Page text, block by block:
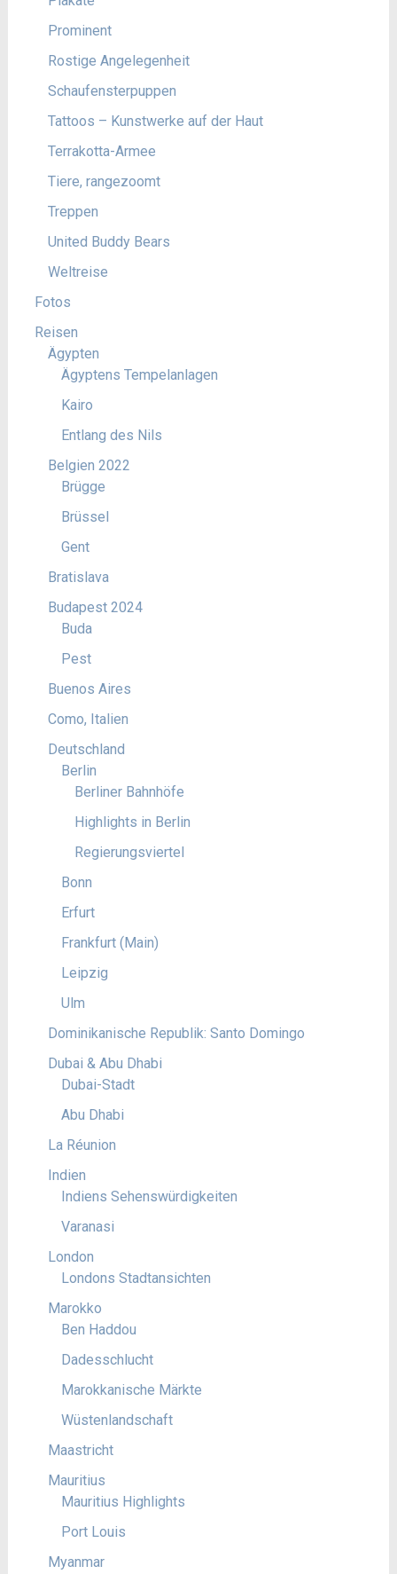
Prominent
Rostige Angelegenheit
Schaufensterpuppen
Tattoos – Kunstwerke auf der Haut
Terrakotta-Armee
Tiere, rangezoomt
Treppen
United Buddy Bears
Weltreise
Fotos
Reisen
Ägypten
Ägyptens Tempelanlagen
Kairo
Entlang des Nils
Belgien 2022
Brügge
Brüssel
Gent
Bratislava
Budapest 2024
Buda
Pest
Buenos Aires
Como, Italien
Deutschland
Berlin
Berliner Bahnhöfe
Highlights in Berlin
Regierungsviertel
Bonn
Erfurt
Frankfurt (Main)
Leipzig
Ulm
Dominikanische Republik: Santo Domingo
Dubai & Abu Dhabi
Dubai-Stadt
Abu Dhabi
La Réunion
Indien
Indiens Sehenswürdigkeiten
Varanasi
London
Londons Stadtansichten
Marokko
Ben Haddou
Dadesschlucht
Marokkanische Märkte
Wüstenlandschaft
Maastricht
Mauritius
Mauritius Highlights
Port Louis
Myanmar